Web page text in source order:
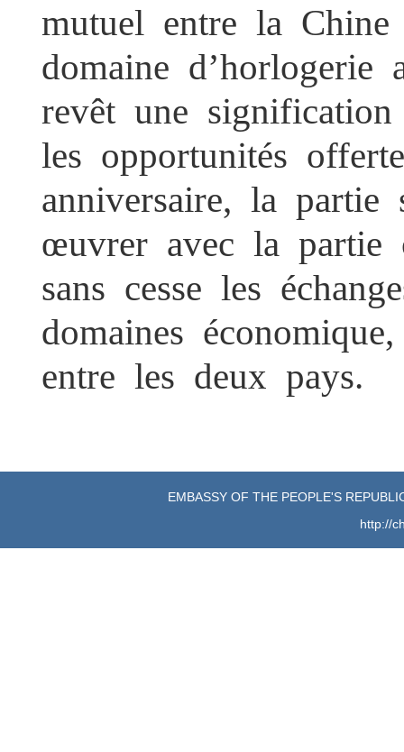
mutuel entre la
domaine
revêt une
les opportunités
anniversaire, la
œuvrer avec la partie
sans cesse les
domaines
entre les deux pays.
EMBASSY OF THE PEOPLE'S
http://